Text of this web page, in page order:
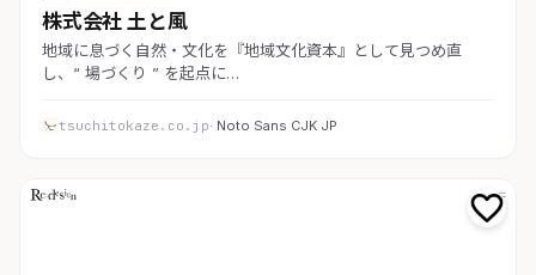
株式会社 土と風
地域に息づく自然・文化を『地域文化資本』として見つめ直
し、“ 場づくり ” を起点に…
tsuchitokaze.co.jp· Noto Sans CJK JP